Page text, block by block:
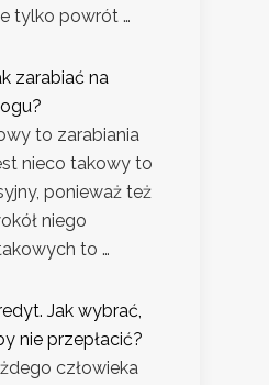
tylko powrót …
zarabiać na
to zarabiania
nieco takowy to
ponieważ też
niego
to …
Jak wybrać,
nie przepłacić?
człowieka